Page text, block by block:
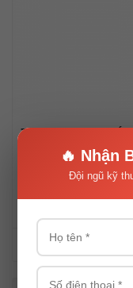
7 Ưu Điểm Máy Cắt
Nên Biết
Khám phá 7 ưu điểm
Thứ năm, 08/01/2026
🔥 Nhận
Đội ngũ kỹ